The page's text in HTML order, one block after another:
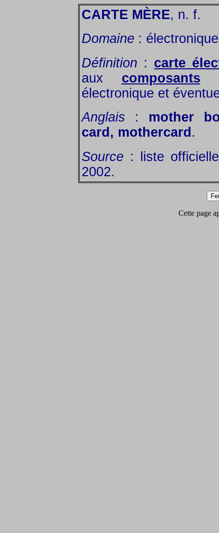
CARTE MÈRE, n. f.
Domaine :
Définition : carte
aux composants
électronique et
Anglais : mother
card, mothercard .
Source : liste
2002.
Cette page